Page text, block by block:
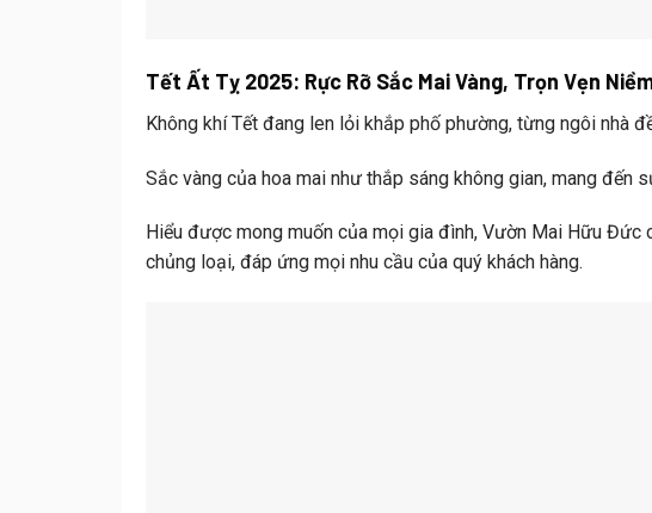
Tết Ất Tỵ 2025: Rực Rỡ Sắc Mai Vàng, Trọn Vẹn
Không khí Tết đang len lỏi khắp phố phường, từng ngôi nhà
Sắc vàng của hoa mai như thắp sáng không gian, mang đến
Hiểu được mong muốn của mọi gia đình, Vườn Mai Hữu
chủng loại, đáp ứng mọi nhu cầu của quý khách hàng.